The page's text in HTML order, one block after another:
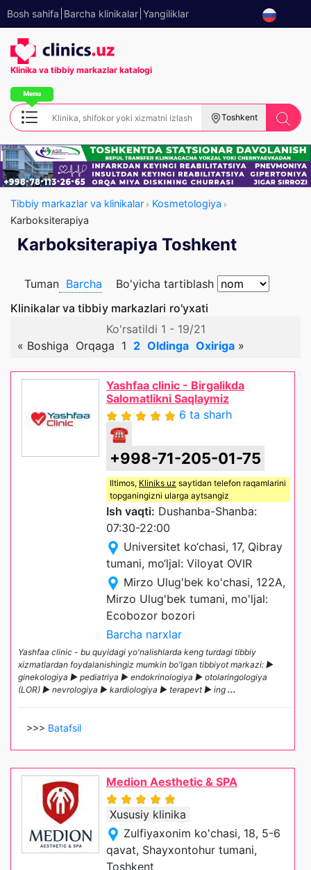
Bosh sahifa Barcha klinikalar Yangiliklar
Klinika va tibbiy markazlar katalogi
Toshkent
Tibbiy markazlar va klinikalar
Kosmetologiya
Karboksiterapiya
Karboksiterapiya Toshkent
Tuman Barcha
Bo'yicha tartiblash
Klinikalar va tibbiy markazlari ro'yxati
Ko'rsatildi 1 - 19/21
« Boshiga Orqaga 1 2 Oldinga Oxiriga »
Yashfaa clinic - Birgalikda
Salomatlikni Saqlaymiz
6 ta sharh
☎
+998-71-205-01-75
Iltimos, Kliniks uz saytidan telefon raqamlarini
topganingizni ularga aytsangiz
Ish vaqti: Dushanba-Shanba:
07:30-22:00
Universitet ko‘chasi, 17, Qibray
tumani, mo‘ljal: Viloyat OVIR
Mirzo Ulug'bek ko'chasi, 122A,
Mirzo Ulug'bek tumani, mo'ljal:
Ecobozor bozori
Barcha narxlar
Yashfaa clinic - bu quyidagi yo'nalishlarda keng turdagi tibbiy
xizmatlardan foydalanishingiz mumkin bo'lgan tibbiyot markazi: ►
ginekologiya ► pediatriya ► endokrinologiya ► otolaringologiya
(LOR) ► nevrologiya ► kardiologiya ► terapevt ► ing ...
>>> Batafsil
Medion Aesthetic & SPA
Xususiy klinika
Zulfiyaxonim ko'chasi, 18, 5-6
qavat, Shayxontohur tumani,
Toshkent